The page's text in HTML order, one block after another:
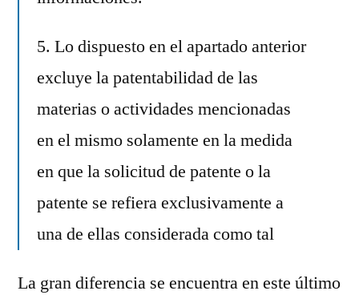
5. Lo dispuesto en el apartado anterior
excluye la patentabilidad de las
materias o actividades mencionadas
en el mismo solamente en la medida
en que la solicitud de patente o la
patente se refiera exclusivamente a
una de ellas considerada como tal
La gran diferencia se encuentra en este último